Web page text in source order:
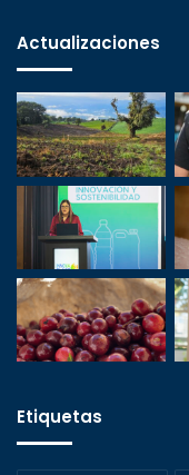
Actualizaciones
Etiquetas